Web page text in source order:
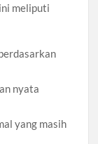
meliputi
nyata
yang masih